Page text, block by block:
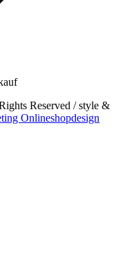
Reserved / style &
Onlineshopdesign